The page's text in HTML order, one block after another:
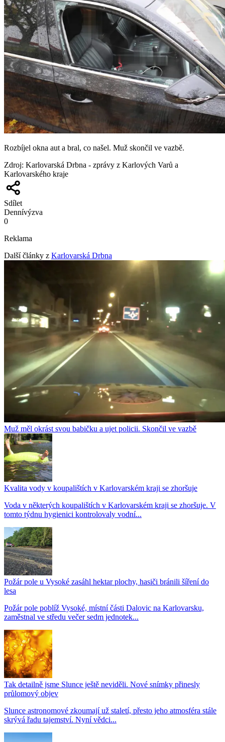
Rozbíjel okna aut a bral, co našel. Muž skončil ve vazbě.
Zdroj: Karlovarská Drbna - zprávy z Karlových Varů a
Karlovarského kraje
Sdílet
Dennívýzva
0
Reklama
Další články z Karlovarská Drbna
Muž měl okrást svou babičku a ujet policii. Skončil ve vazbě
Kvalita vody v koupalištích v Karlovarském kraji se zhoršuje
Voda v některých koupalištích v Karlovarském kraji se zhoršuje. V
tomto týdnu hygienici kontrolovaly vodní...
Požár pole u Vysoké zasáhl hektar plochy, hasiči bránili šíření do
lesa
Požár pole poblíž Vysoké, místní části Dalovic na Karlovarsku,
zaměstnal ve středu večer sedm jednotek...
Tak detailně jsme Slunce ještě neviděli. Nové snímky přinesly
průlomový objev
Slunce astronomové zkoumají už staletí, přesto jeho atmosféra stále
skrývá řadu tajemství. Nyní vědci...